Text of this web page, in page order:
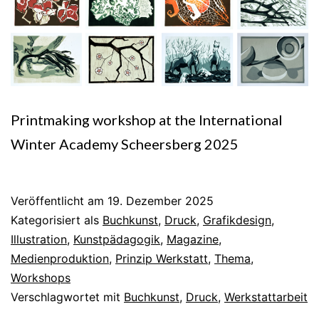
Printmaking workshop at the International
Winter Academy Scheersberg 2025
Veröffentlicht am 19. Dezember 2025
Kategorisiert als Buchkunst, Druck, Grafikdesign,
Illustration, Kunstpädagogik, Magazine,
Medienproduktion, Prinzip Werkstatt, Thema,
Workshops
Verschlagwortet mit Buchkunst, Druck, Werkstattarbeit